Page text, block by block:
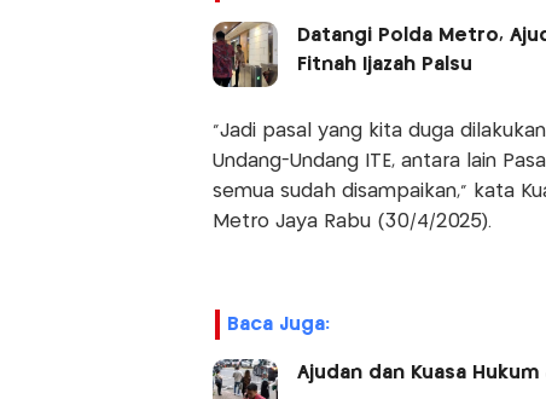
Datangi Polda Metro,
Fitnah Ijazah Palsu
“Jadi pasal yang kita duga
Undang-Undang ITE, antara lain
semua sudah disampaikan,” kata
Metro Jaya Rabu (30/4/2025).
Baca Juga:
Ajudan dan Kuasa